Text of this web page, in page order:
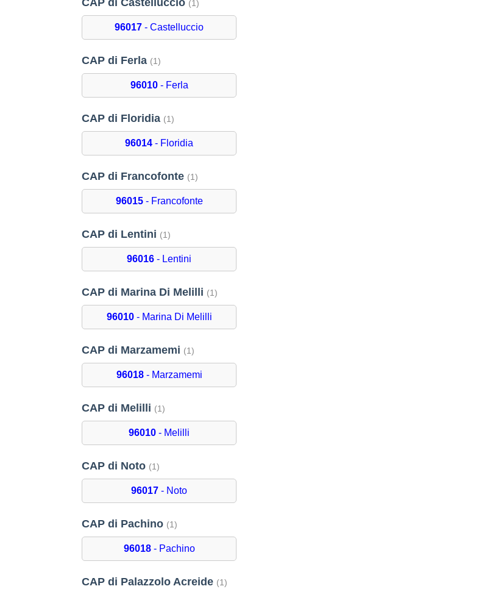
CAP di Castelluccio (1)
96017 - Castelluccio
CAP di Ferla (1)
96010- Ferla
CAP di Floridia (1)
96014 - Floridia
CAP di Francofonte (1)
96015- Francofonte
CAP di Lentini (1)
96016 - Lentini
CAP di Marina Di Melilli (1)
96010- Marina Di Melilli
CAP di Marzamemi (1)
96018- Marzamemi
CAP di Melilli (1)
96010 - Melilli
CAP di Noto (1)
96017 - Noto
CAP di Pachino (1)
96018- Pachino
CAP di Palazzolo Acreide (1)